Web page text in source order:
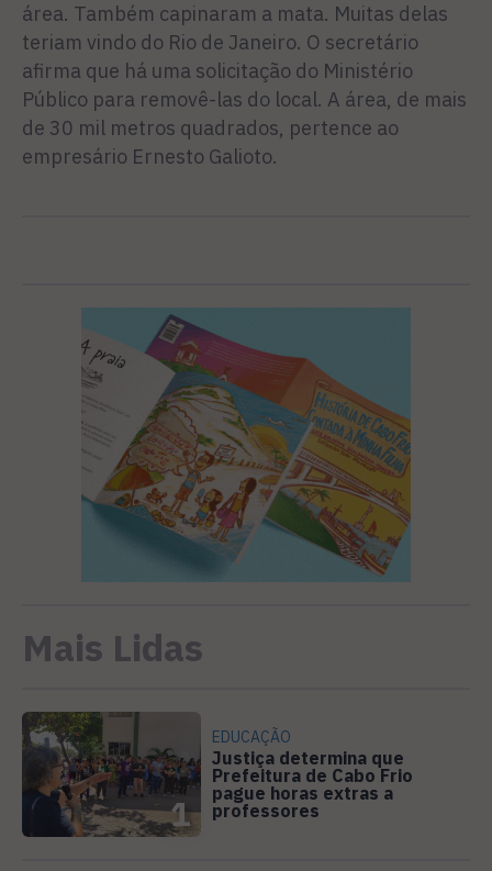
área. Também capinaram a mata. Muitas delas
teriam vindo do Rio de Janeiro. O secretário
afirma que há uma solicitação do Ministério
Público para removê-las do local. A área, de mais
de 30 mil metros quadrados, pertence ao
empresário Ernesto Galioto.
Mais Lidas
1
EDUCAÇÃO
Justiça determina que
Prefeitura de Cabo Frio
pague horas extras a
professores